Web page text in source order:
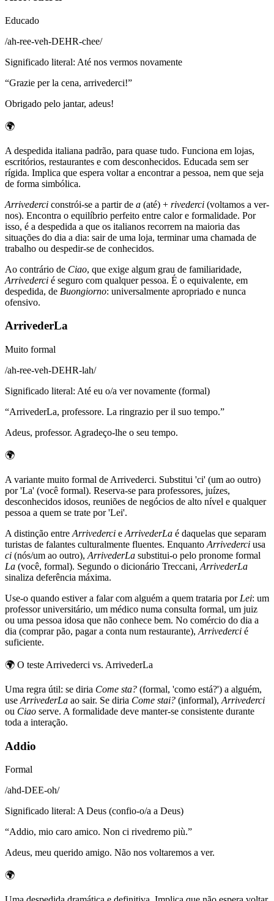
Educado
/ah-ree-veh-DEHR-chee/
Significado literal: Até nos vermos novamente
“Grazie per la cena, arrivederci!”
Obrigado pelo jantar, adeus!
🌍
A despedida italiana padrão, para quase tudo. Funciona em lojas,
escritórios, restaurantes e com desconhecidos. Educada sem ser
rígida. Implica que espera voltar a encontrar a pessoa, nem que seja
de forma simbólica.
Arrivederci constrói-se a partir de a (até) + rivederci (voltamos a ver-
nos). Encontra o equilíbrio perfeito entre calor e formalidade. Por
isso, é a despedida a que os italianos recorrem na maioria das
situações do dia a dia: sair de uma loja, terminar uma chamada de
trabalho ou despedir-se de conhecidos.
Ao contrário de Ciao, que exige algum grau de familiaridade,
Arrivederci é seguro com qualquer pessoa. É o equivalente, em
despedida, de Buongiorno: universalmente apropriado e nunca
ofensivo.
ArrivederLa
Muito formal
/ah-ree-veh-DEHR-lah/
Significado literal: Até eu o/a ver novamente (formal)
“ArrivederLa, professore. La ringrazio per il suo tempo.”
Adeus, professor. Agradeço-lhe o seu tempo.
🌍
A variante muito formal de Arrivederci. Substitui 'ci' (um ao outro)
por 'La' (você formal). Reserva-se para professores, juízes,
desconhecidos idosos, reuniões de negócios de alto nível e qualquer
pessoa a quem se trate por 'Lei'.
A distinção entre Arrivederci e ArrivederLa é daquelas que separam
turistas de falantes culturalmente fluentes. Enquanto Arrivederci usa
ci (nós/um ao outro), ArrivederLa substitui-o pelo pronome formal
La (você, formal). Segundo o dicionário Treccani, ArrivederLa
sinaliza deferência máxima.
Use-o quando estiver a falar com alguém a quem trataria por Lei: um
professor universitário, um médico numa consulta formal, um juiz
ou uma pessoa idosa que não conhece bem. No comércio do dia a
dia (comprar pão, pagar a conta num restaurante), Arrivederci é
suficiente.
🌍 O teste Arrivederci vs. ArrivederLa
Uma regra útil: se diria Come sta? (formal, 'como está?') a alguém,
use ArrivederLa ao sair. Se diria Come stai? (informal), Arrivederci
ou Ciao serve. A formalidade deve manter-se consistente durante
toda a interação.
Addio
Formal
/ahd-DEE-oh/
Significado literal: A Deus (confio-o/a a Deus)
“Addio, mio caro amico. Non ci rivedremo più.”
Adeus, meu querido amigo. Não nos voltaremos a ver.
🌍